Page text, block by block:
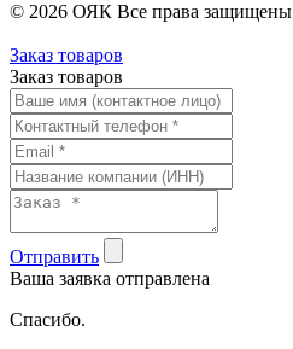
© 2026 ОЯК Все права защищены
Заказ товаров
Заказ товаров
Отправить
Ваша заявка отправлена
Спасибо.